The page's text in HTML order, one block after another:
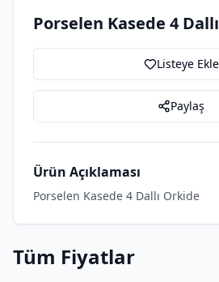
Porselen Kasede 4
Listeye Ekle
Paylaş
Ürün Açıklaması
Porselen Kasede 4 Dallı Orkide
Tüm Fiyatlar